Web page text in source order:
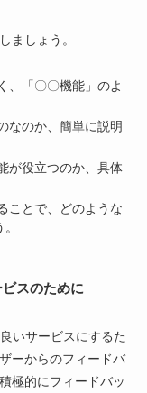
ましょう。
、「〇〇機能」のよ
なのか、簡単に説明
が役立つのか、具体
ことで、どのような
スのために
いサービスにするた
ーからのフィードバ
極的にフィードバッ